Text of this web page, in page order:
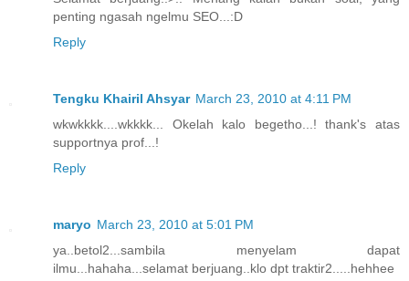
penting ngasah ngelmu SEO...:D
Reply
Tengku Khairil Ahsyar March 23, 2010 at 4:11 PM
wkwkkkk....wkkkk... Okelah kalo begetho...! thank's atas
supportnya prof...!
Reply
maryo March 23, 2010 at 5:01 PM
ya..betol2...sambila menyelam dapat
ilmu...hahaha...selamat berjuang..klo dpt traktir2.....hehhee